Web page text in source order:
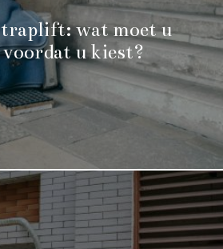
traplift: wat moet u
u kiest?